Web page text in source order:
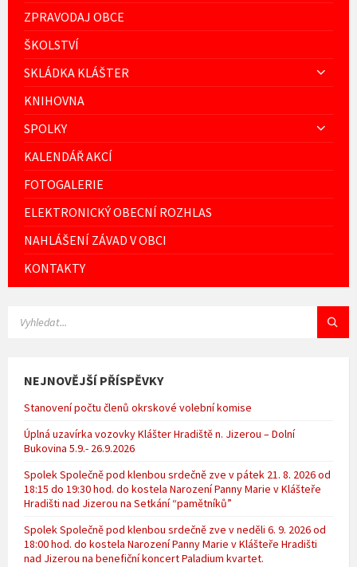
ZPRAVODAJ OBCE
ŠKOLSTVÍ
SKLÁDKA KLÁŠTER
KNIHOVNA
SPOLKY
KALENDÁŘ AKCÍ
FOTOGALERIE
ELEKTRONICKÝ OBECNÍ ROZHLAS
NAHLÁŠENÍ ZÁVAD V OBCI
KONTAKTY
NEJNOVĚJŠÍ PŘÍSPĚVKY
Stanovení počtu členů okrskové volební komise
Úplná uzavírka vozovky Klášter Hradiště n. Jizerou – Dolní
Bukovina 5.9.- 26.9.2026
Spolek Společně pod klenbou srdečně zve v pátek 21. 8. 2026 od
18:15 do 19:30 hod. do kostela Narození Panny Marie v Klášteře
Hradišti nad Jizerou na Setkání “pamětníků”
Spolek Společně pod klenbou srdečně zve v neděli 6. 9. 2026 od
18:00 hod. do kostela Narození Panny Marie v Klášteře Hradišti
nad Jizerou na benefiční koncert Paladium kvartet.